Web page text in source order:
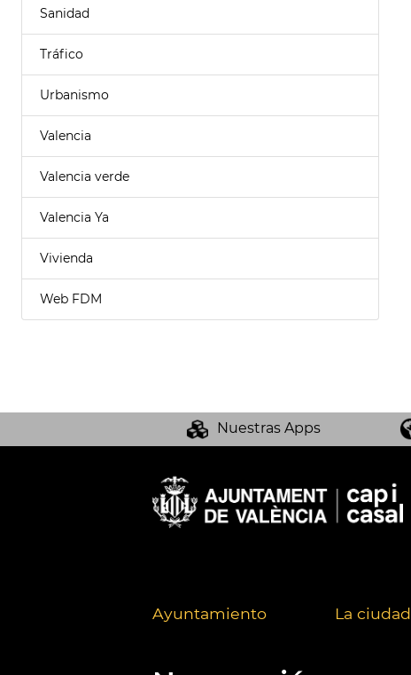
Sanidad
Tráfico
Urbanismo
Valencia
Valencia verde
Valencia Ya
Vivienda
Web FDM
Nuestras Apps
Ayuntamiento La ciudad